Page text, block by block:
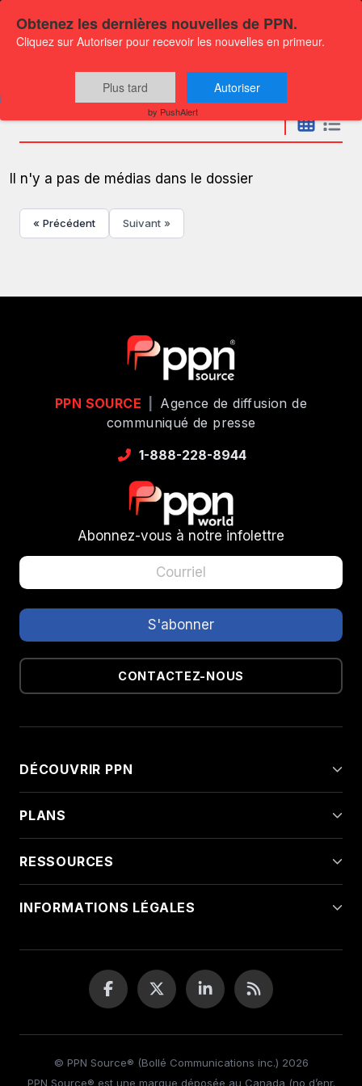
Communiqués
Il n'y a pas de médias dans le dossier
« Précédent Suivant »
PPN SOURCE
Agence de diffusion de
communiqué de presse
1-888-228-8944
Abonnez-vous à notre infolettre
CONTACTEZ-NOUS
DÉCOUVRIR PPN
PLANS
RESSOURCES
INFORMATIONS LÉGALES
© PPN Source® (Bollé Communications inc.) 2026
PPN Source® est une marque déposée au Canada (no d’enr.
Obtenez les dernières nouvelles de PPN.
Cliquez sur Autoriser pour recevoir les nouvelles en primeur.
Plus tard Autoriser
by PushAlert